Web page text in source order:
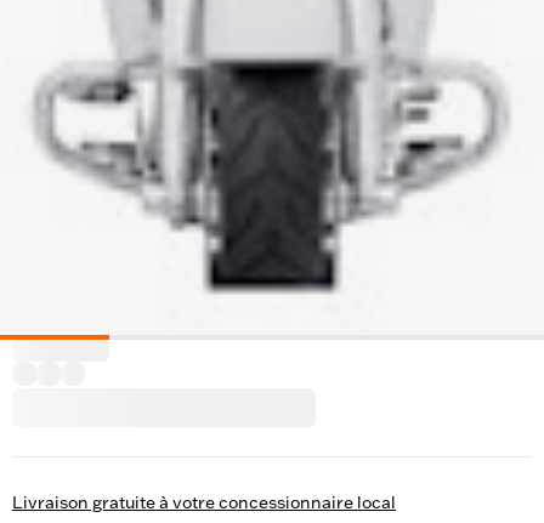
Livraison gratuite à votre concessionnaire local